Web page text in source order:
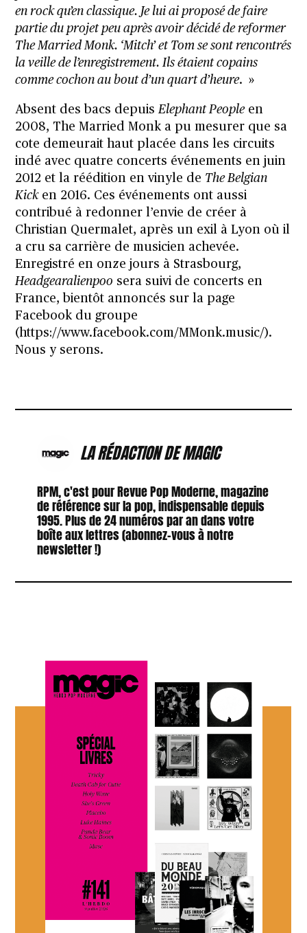
en rock qu’en classique. Je lui ai proposé de faire
partie du projet peu après avoir décidé de reformer
The Married Monk. ‘Mitch’ et Tom se sont rencontrés
la veille de l’enregistrement. Ils étaient copains
comme cochon au bout d’un quart d’heure. »
Absent des bacs depuisElephant Peopleen
2008, The Married Monk a pu mesurer que sa
cote demeurait haut placée dans les circuits
indé avec quatre concerts événements en juin
2012 et la réédition en vinyle de The Belgian
Kicken 2016. Ces événements ont aussi
contribué à redonner l’envie de créer à
Christian Quermalet, après un exil à Lyon où il
a cru sa carrière de musicien achevée.
Enregistré en onze jours à Strasbourg,
Headgearalienpoo sera suivi de concerts en
France, bientôt annoncés sur la page
Facebook du groupe
(https://www.facebook.com/MMonk.music/).
Nous y serons.
LA RÉDACTION DE MAGIC
RPM, c'est pour Revue Pop Moderne, magazine
de référence sur la pop, indispensable depuis
1995. Plus de 24 numéros par an dans votre
boîte aux lettres (abonnez-vous à notre
newsletter !)